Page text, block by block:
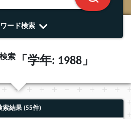
ード検索
索 「学年: 1988」
索結果 (55件)